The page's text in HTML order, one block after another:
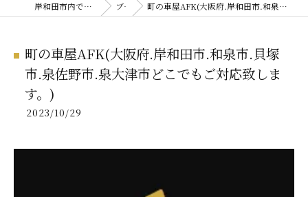
岸和田市内で板金塗装・修理ならAFK ブログ 町の車屋AFK(大阪府.岸和田市.和泉市.貝塚市.泉佐野市.泉大津市どこでもご対応致します。)
町の車屋AFK(大阪府.岸和田市.和泉市.貝塚
市.泉佐野市.泉大津市どこでもご対応致しま
す。)
2023/10/29